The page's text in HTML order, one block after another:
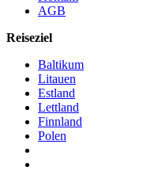
AGB
Reiseziel
Baltikum
Litauen
Estland
Lettland
Finnland
Polen